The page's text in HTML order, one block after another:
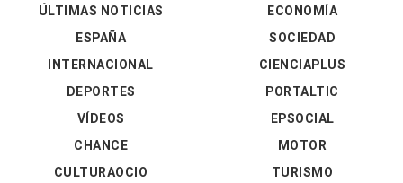
ÚLTIMAS NOTICIAS
ESPAÑA
INTERNACIONAL
DEPORTES
VÍDEOS
ECONOMÍA
SOCIEDAD
CIENCIAPLUS
PORTALTIC
EPSOCIAL
CHANCE
CULTURAOCIO
MOTOR
TURISMO